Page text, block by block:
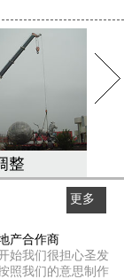
更多
产合作商
始我们很担心圣发
照我们的意思制作